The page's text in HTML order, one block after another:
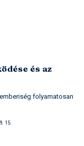
és az
folyamatosan
15.